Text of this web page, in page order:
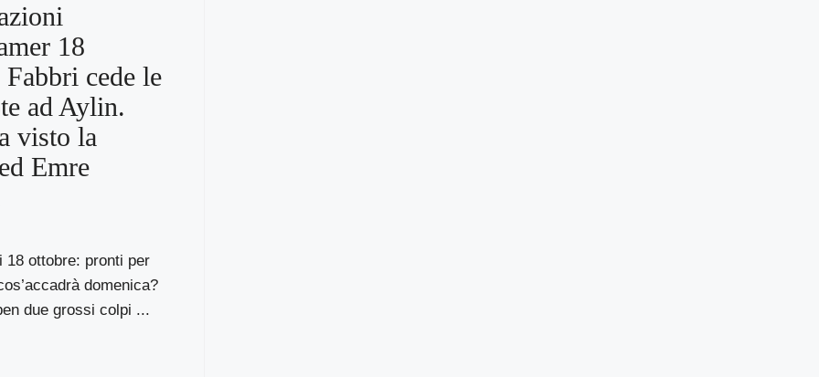
18
cede le
ad Aylin.
visto la
Emre
18 ottobre: pronti per
domenica?
due grossi colpi ...